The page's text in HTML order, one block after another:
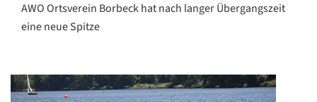
AWO Ortsverein Borbeck hat nach langer Übergangszeit
eine neue Spitze
Datenschutzerklärung
Datenschutzerklärung
Datenschutzerklärung